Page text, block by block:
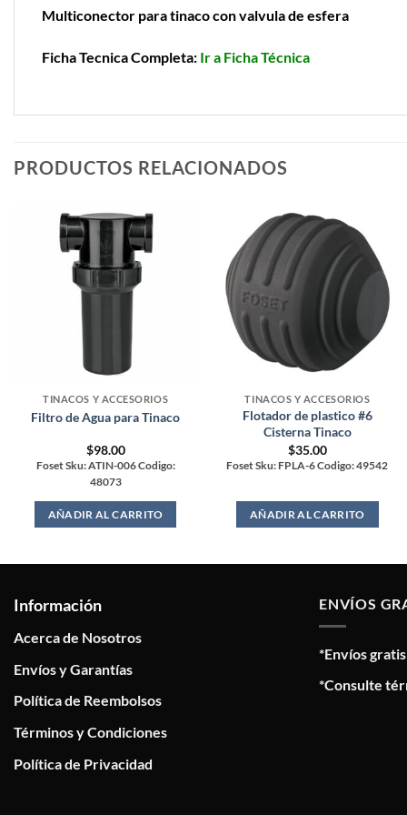
Multiconector para tinaco con valvula de esfera
Ficha Tecnica Completa: Ir a Ficha Técnica
PRODUCTOS RELACIONADOS
TINACOS Y ACCESORIOS
Filtro de Agua para Tinaco
$98.00
Foset Sku: ATIN-006 Codigo:
48073
AÑADIR AL CARRITO
TINACOS Y ACCESORIOS
Flotador de plastico #6
Cisterna Tinaco
$35.00
Foset Sku: FPLA-6 Codigo: 49542
AÑADIR AL CARRITO
Información
Acerca de Nosotros
Envíos y Garantías
Política de Reembolsos
Términos y Condiciones
Política de Privacidad
ENVÍOS
*Envíos
*Consulte